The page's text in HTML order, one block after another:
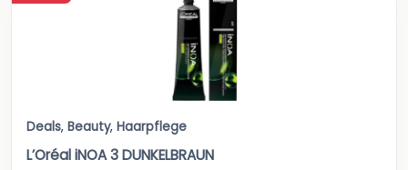
Deals, Beauty, Haarpflege
L’Oréal iNOA 3 DUNKELBRAUN